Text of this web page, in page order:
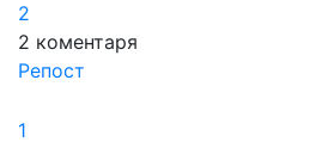
2
2 коментаря
Репост
1